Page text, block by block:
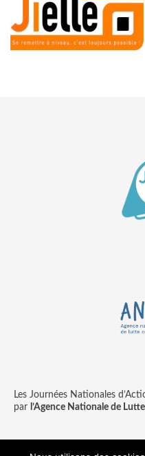
Les Journées Nationales
par l’Agence Nationale de